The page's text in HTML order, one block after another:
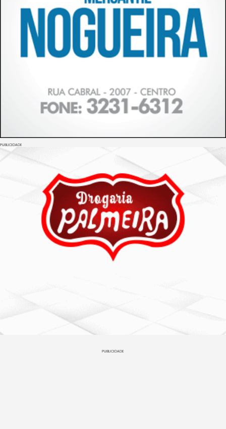
PUBLICIDADE
PUBLICIDADE